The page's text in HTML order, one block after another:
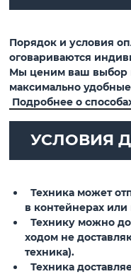
Порядок и условия
оговариваются
Мы ценим ваш выбор
максимально
Подробнее о
УСЛОВИЯ
Техника может
в контейнерах
Технику можно
ходом не
техника).
Техника